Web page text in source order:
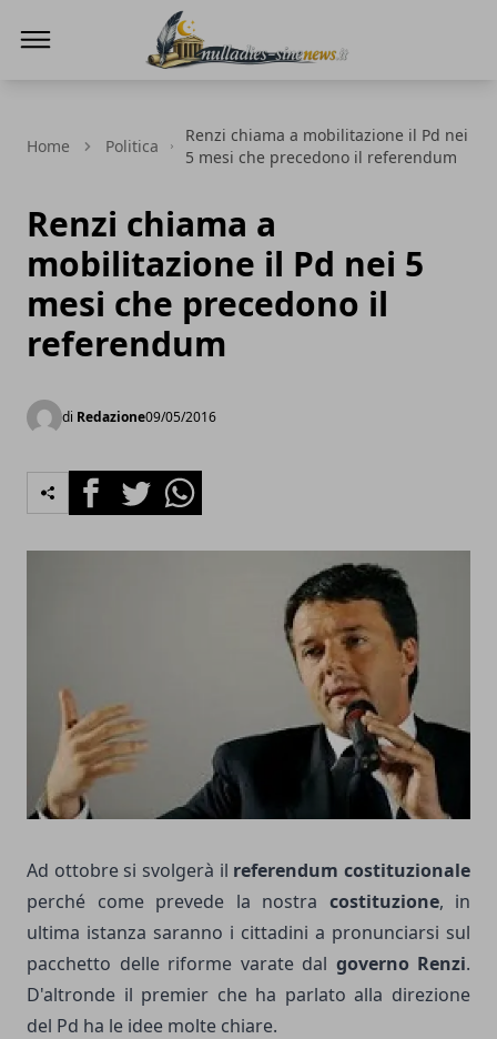
Home Politica
Renzi chiama a mobilitazione il Pd nei
5 mesi che precedono il referendum
Renzi chiama a
mobilitazione il Pd nei 5
mesi che precedono il
referendum
di Redazione09/05/2016
FacebookTwitterWhatsapp
Ad ottobre si svolgerà il referendum costituzionale
perché come prevede la nostra costituzione, in
ultima istanza saranno i cittadini a pronunciarsi sul
pacchetto delle riforme varate dal governo Renzi.
D'altronde il premier che ha parlato alla direzione
del Pd ha le idee molte chiare.